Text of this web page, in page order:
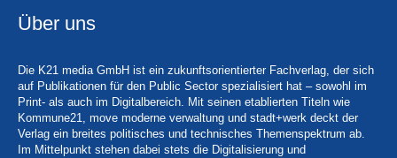
Über uns
Die K21 media GmbH ist ein zukunftsorientierter Fachverlag, der sich
auf Publikationen für den Public Sector spezialisiert hat – sowohl im
Print- als auch im Digitalbereich. Mit seinen etablierten Titeln wie
Kommune21, move moderne verwaltung und stadt+werk deckt der
Verlag ein breites politisches und technisches Themenspektrum ab.
Im Mittelpunkt stehen dabei stets die Digitalisierung und